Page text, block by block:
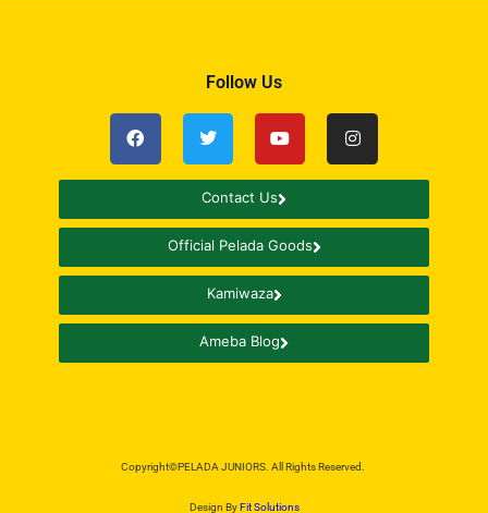
Follow Us
Contact Us
Official Pelada Goods
Kamiwaza
Ameba Blog
Copyright©PELADA JUNIORS. All Rights Reserved.
Design ByFit Solutions